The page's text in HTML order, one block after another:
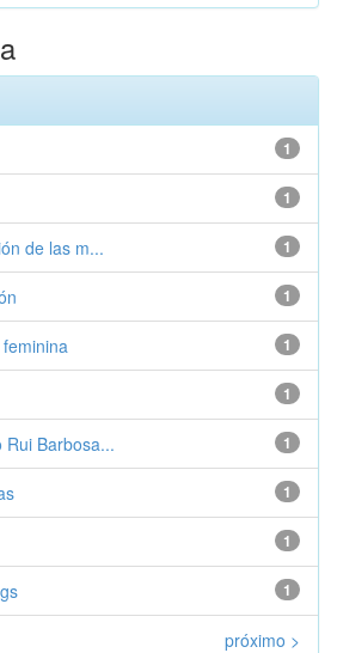
1
1
1
de las m...
1
1
1
1
Rui Barbosa...
1
1
1
próximo >